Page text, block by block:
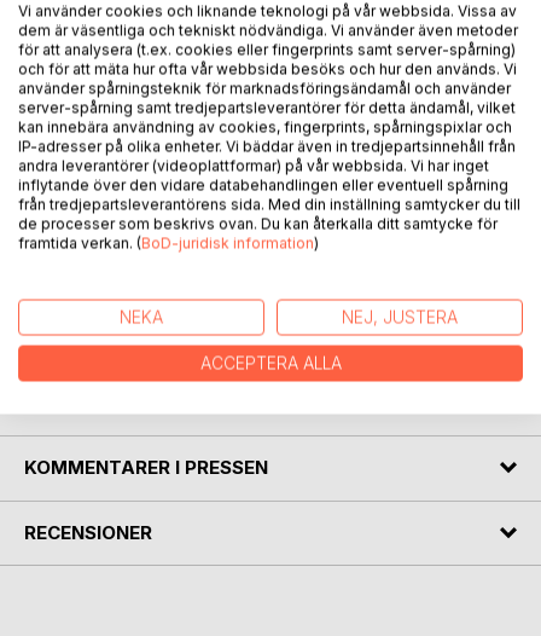
Lägg till i kom-ihåglista
Recensera titel
BESKRIVNING
Dikter och lek med ord från mitt inre och min resa genom
livet.
KOMMENTARER I PRESSEN
RECENSIONER
Vi använder cookies och liknande teknologi på vår webbsida. Vissa av
dem är väsentliga och tekniskt nödvändiga. Vi använder även metoder
för att analysera (t.ex. cookies eller fingerprints samt server-spårning)
och för att mäta hur ofta vår webbsida besöks och hur den används. Vi
använder spårningsteknik för marknadsföringsändamål och använder
server-spårning samt tredjepartsleverantörer för detta ändamål, vilket
kan innebära användning av cookies, fingerprints, spårningspixlar och
IP-adresser på olika enheter. Vi bäddar även in tredjepartsinnehåll från
andra leverantörer (videoplattformar) på vår webbsida. Vi har inget
inflytande över den vidare databehandlingen eller eventuell spårning
från tredjepartsleverantörens sida. Med din inställning samtycker du till
de processer som beskrivs ovan. Du kan återkalla ditt samtycke för
framtida verkan. (BoD-juridisk information)
NEKA NEJ, JUSTERA
ACCEPTERA ALLA